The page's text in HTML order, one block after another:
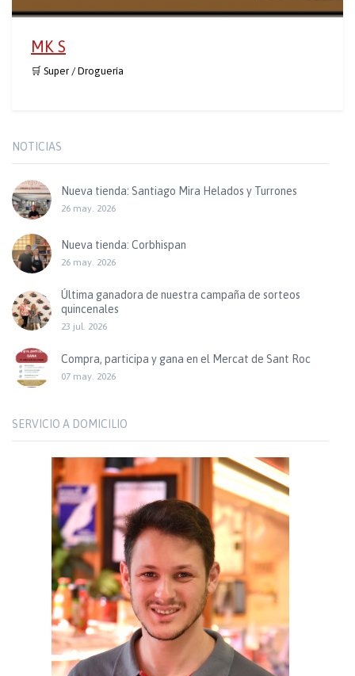
MK S
🛒 Super / Droguería
NOTICIAS
Nueva tienda: Santiago Mira Helados y Turrones
26 may. 2026
Nueva tienda: Corbhispan
26 may. 2026
Última ganadora de nuestra campaña de sorteos
quincenales
23 jul. 2026
Compra, participa y gana en el Mercat de Sant Roc
07 may. 2026
SERVICIO A DOMICILIO